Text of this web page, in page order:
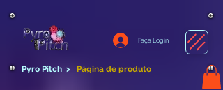
Faça Login
Pyro Pitch > Página de produto